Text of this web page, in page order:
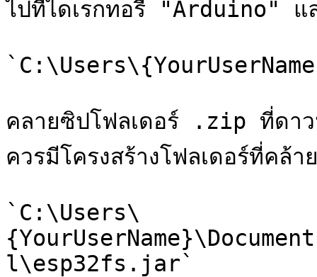
ไปที่ไดเรกทอรี "Arduino"
คลายซิปโฟลเดอร์ .zip ที่ดา
ควรมีโครงสร้างโฟลเดอร์ที่คล้า
`C:\Users\
l\esp32fs.jar`